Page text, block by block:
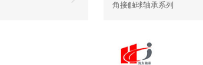
角接触球轴承系列